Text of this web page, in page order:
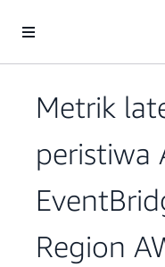
Metrik
peristiwa
Region